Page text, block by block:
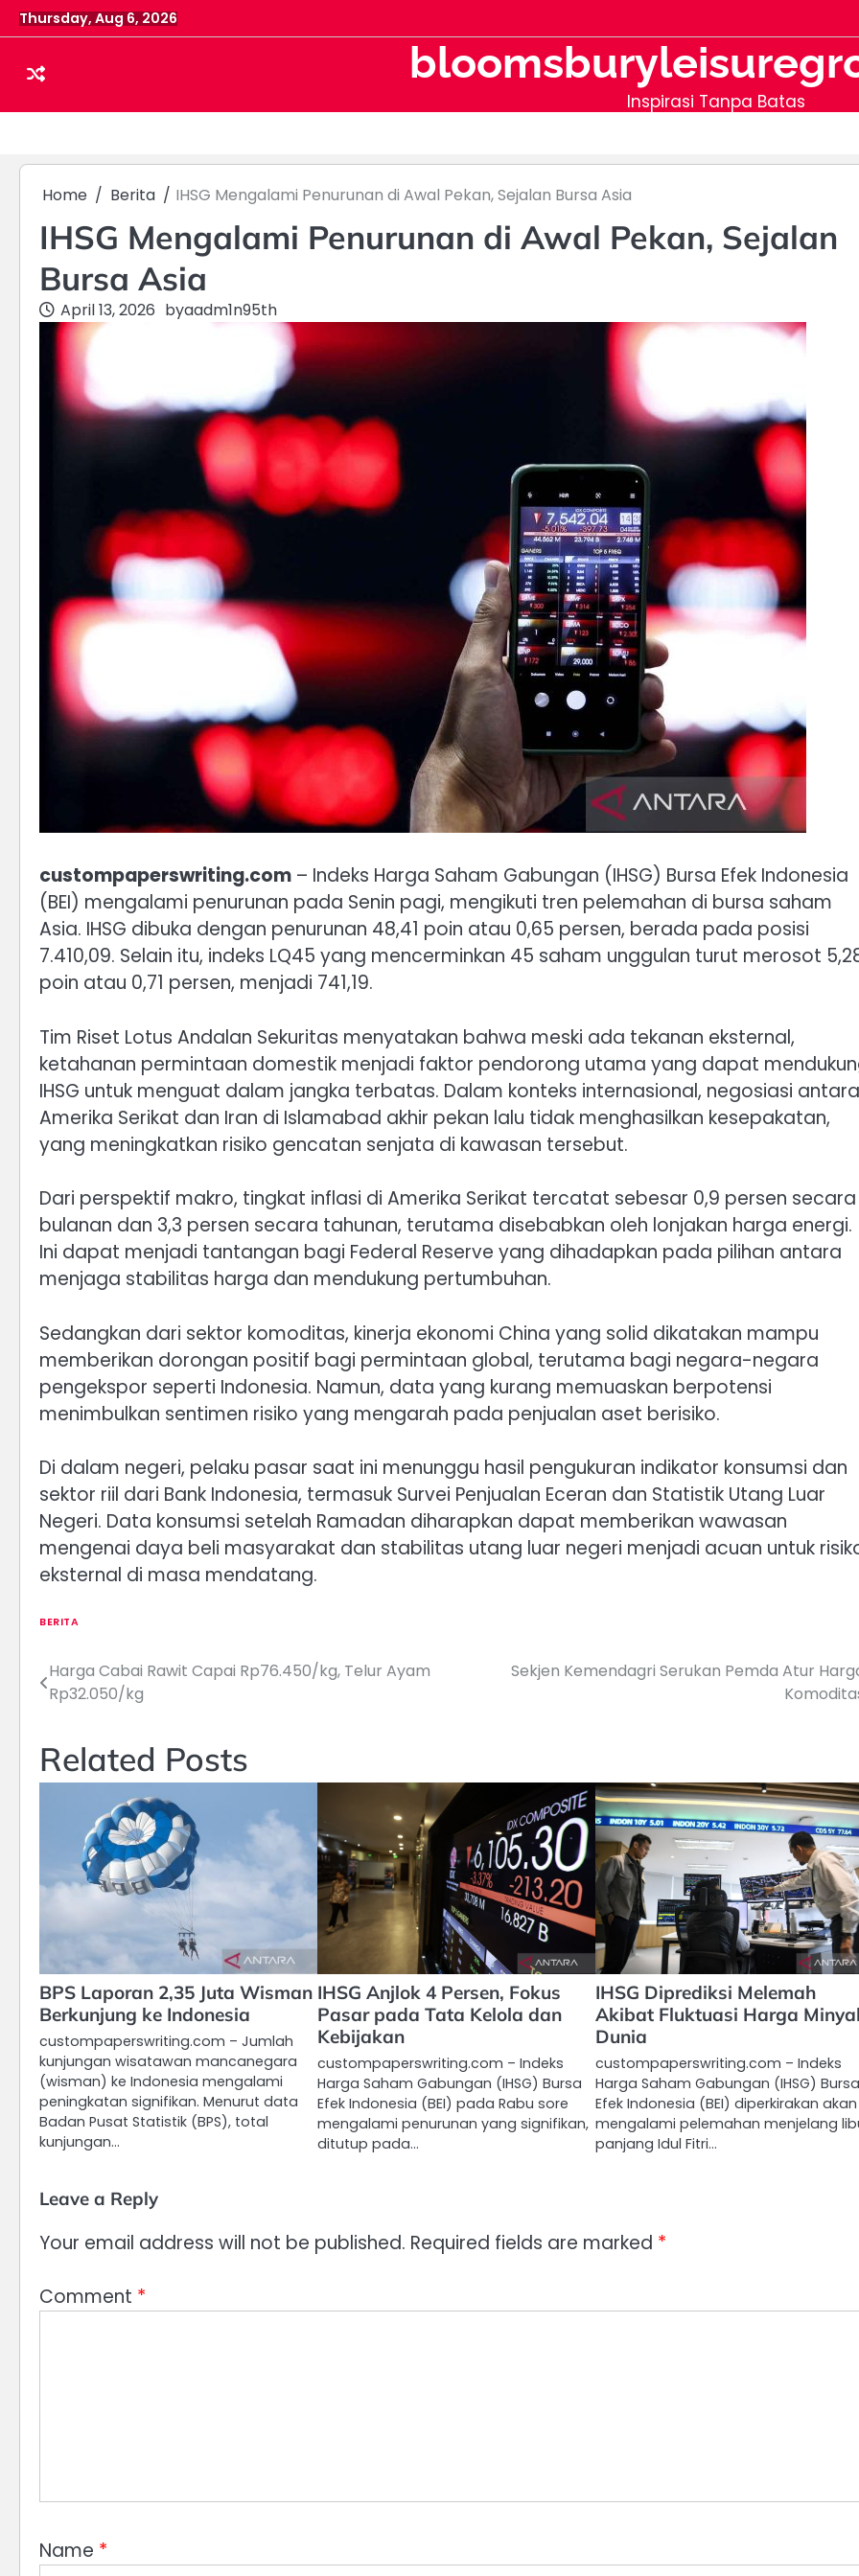
Skip
to
Thursday, Aug 6, 2026
Inspirasi Tanpa Batas
Home Berita IHSG Mengalami Penurunan di Awal Pekan, Sejalan Bursa Asia
IHSG Mengalami Penurunan di Awal Pekan, Sejalan
Bursa Asia
April 13, 2026 byaadm1n95th
custompaperswriting.com – Indeks Harga Saham Gabungan (IHSG) Bursa Efek Indonesia
(BEI) mengalami penurunan pada Senin pagi, mengikuti tren pelemahan di bursa saham
Asia. IHSG dibuka dengan penurunan 48,41 poin atau 0,65 persen, berada pada posisi
7.410,09. Selain itu, indeks LQ45 yang mencerminkan 45 saham unggulan turut merosot
poin atau 0,71 persen, menjadi 741,19.
Tim Riset Lotus Andalan Sekuritas menyatakan bahwa meski ada tekanan eksternal,
ketahanan permintaan domestik menjadi faktor pendorong utama yang dapat
IHSG untuk menguat dalam jangka terbatas. Dalam konteks internasional, negosiasi antara
Amerika Serikat dan Iran di Islamabad akhir pekan lalu tidak menghasilkan kesepakatan,
yang meningkatkan risiko gencatan senjata di kawasan tersebut.
Dari perspektif makro, tingkat inflasi di Amerika Serikat tercatat sebesar 0,9 persen secara
bulanan dan 3,3 persen secara tahunan, terutama disebabkan oleh lonjakan harga energi.
Ini dapat menjadi tantangan bagi Federal Reserve yang dihadapkan pada pilihan antara
menjaga stabilitas harga dan mendukung pertumbuhan.
Sedangkan dari sektor komoditas, kinerja ekonomi China yang solid dikatakan mampu
memberikan dorongan positif bagi permintaan global, terutama bagi negara-negara
pengekspor seperti Indonesia. Namun, data yang kurang memuaskan berpotensi
menimbulkan sentimen risiko yang mengarah pada penjualan aset berisiko.
Di dalam negeri, pelaku pasar saat ini menunggu hasil pengukuran indikator konsumsi dan
sektor riil dari Bank Indonesia, termasuk Survei Penjualan Eceran dan Statistik Utang Luar
Negeri. Data konsumsi setelah Ramadan diharapkan dapat memberikan wawasan
mengenai daya beli masyarakat dan stabilitas utang luar negeri menjadi acuan untuk
eksternal di masa mendatang.
BERITA
Post
navigation
Harga Cabai Rawit Capai Rp76.450/kg, Telur Ayam
Rp32.050/kg
Sekjen Kemendagri Serukan Pemda Atur
Related Posts
BPS Laporan 2,35 Juta Wisman
Berkunjung ke Indonesia
custompaperswriting.com – Jumlah
kunjungan wisatawan mancanegara
(wisman) ke Indonesia mengalami
peningkatan signifikan. Menurut data
Badan Pusat Statistik (BPS), total
kunjungan…
IHSG Anjlok 4 Persen, Fokus
Pasar pada Tata Kelola dan
Kebijakan
custompaperswriting.com – Indeks
Harga Saham Gabungan (IHSG) Bursa
Efek Indonesia (BEI) pada Rabu sore
mengalami penurunan yang signifikan,
ditutup pada…
IHSG Diprediksi Melemah
Akibat Fluktuasi Harga
Dunia
custompaperswriting.com – Indeks
Harga Saham Gabungan (IHSG) Bursa
Efek Indonesia (BEI) diperkirakan akan
mengalami pelemahan menjelang
panjang Idul Fitri…
Leave a Reply
Your email address will not be published. Required fields are marked *
Comment *
Name *